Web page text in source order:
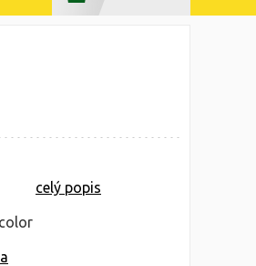
celý popis